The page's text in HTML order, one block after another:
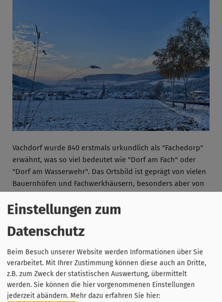
Vachdorf wurde 840 erstmals urkundlich als "Fachedorp"
erwähnt, was so viel bedeutet wie "Dorf am Fach" oder
"Dorf am Wasserwehr". Das Ortsbild ist geprägt von vielen
Bauernhöfen und Fachwerkhäusern, besonders aber von
Wasserburg entstand.
Einstellungen zum
Datenschutz
Beim Besuch unserer Website werden Informationen über Sie
verarbeitet. Mit Ihrer Zustimmung können diese auch an Dritte,
z.B. zum Zweck der statistischen Auswertung, übermittelt
werden. Sie können die hier vorgenommenen Einstellungen
jederzeit abändern. Mehr dazu erfahren Sie hier: